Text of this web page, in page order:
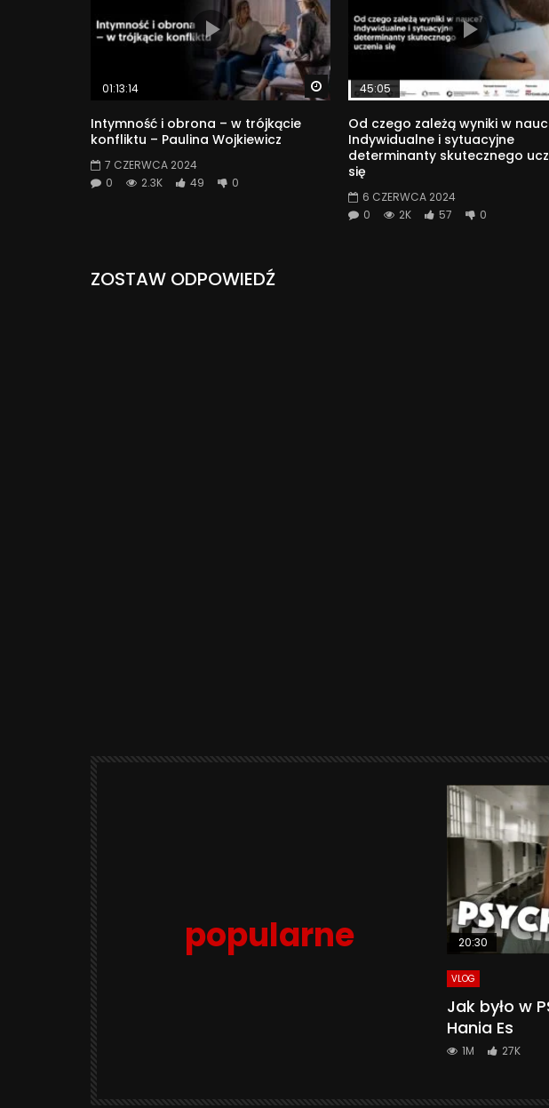
Watch Later
01:13:14
Intymność i obrona – w trójkącie
konfliktu – Paulina Wojkiewicz
7 CZERWCA 2024
0
2.3K 49 0
45:05
Od czego zależą wyniki w
Indywidualne i sytuacyjne
determinanty skutecznego
się
6 CZERWCA 2024
0
2K 57 0
ZOSTAW ODPOWIEDŹ
popularne 20:30
VLOG
Jak było w
Hania Es
1M 27K